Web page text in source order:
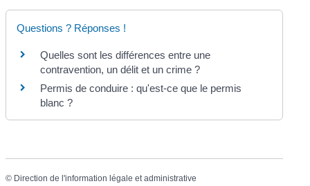
Questions ? Réponses !
Quelles sont les différences entre une
contravention, un délit et un crime ?
Permis de conduire : qu'est-ce que le permis
blanc ?
© Direction de l'information légale et administrative